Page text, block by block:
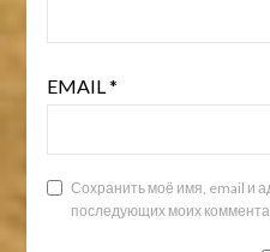
EMAIL*
Сохранить моё имя, email и
последующих моих